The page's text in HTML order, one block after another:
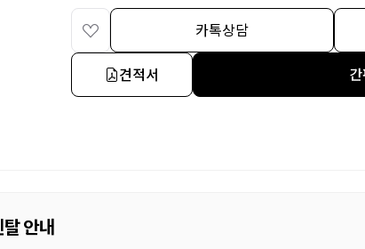
카톡상담
견적서
안내